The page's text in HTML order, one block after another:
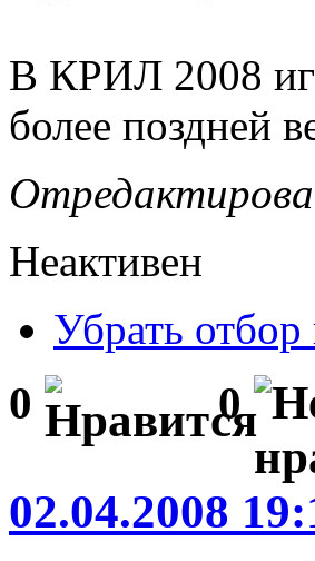
В КРИЛ 2008
более поздней
Неактивен
Убрать отбор
0 0
02.04.2008